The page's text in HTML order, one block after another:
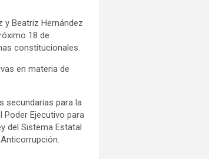
y Beatriz Hernández
18 de
constitucionales.
en materia de
secundarias para la
Ejecutivo para
del Sistema Estatal